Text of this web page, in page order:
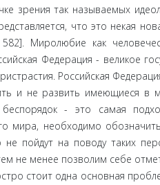
зрения так называ­емых
что это некая
Миролюбие как
Федерация - великое
Российская
и не развить имеющиеся в
беспорядок - это самая
мира, необходимо
не пойдут на поводу таких
не менее позволим себе
стоит одна основная